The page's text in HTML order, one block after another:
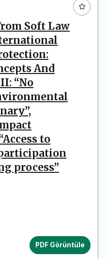
Soft Law
And
“No
to
process”
PDF Görüntüle